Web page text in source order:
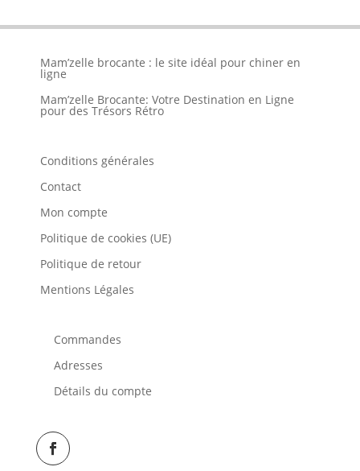
Mam’zelle brocante : le site idéal pour chiner en
ligne
Mam’zelle Brocante: Votre Destination en Ligne
pour des Trésors Rétro
Conditions générales
Contact
Mon compte
Politique de cookies (UE)
Politique de retour
Mentions Légales
Commandes
Adresses
Détails du compte